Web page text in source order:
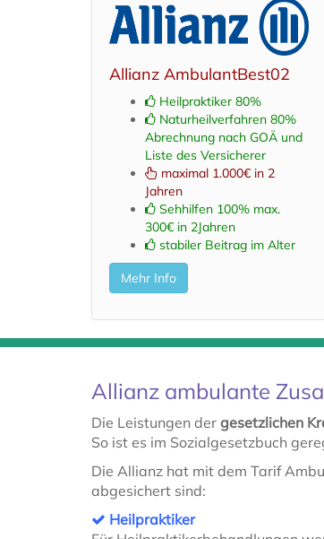
Allianz AmbulantBest02
Heilpraktiker 80%
Naturheilverfahren 80%
Abrechnung nach GOÄ und
Liste des Versicherer
maximal 1.000€ in 2
Jahren
Sehhilfen 100% max.
300€ in 2Jahren
stabiler Beitrag im Alter
Mehr Info
Allianz ambulante
Die Leistungen der gesetzlichen
So ist es im Sozialgesetzbuch
Die Allianz hat mit dem Tarif
abgesichert sind:
Heilpraktiker